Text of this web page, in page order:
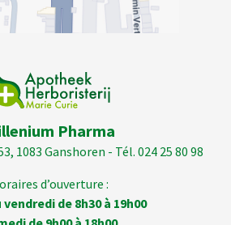
Pharma
1083 Ganshoren - Tél. 024 25 80 98
d’ouverture :
vendredi de 8h30 à 19h00